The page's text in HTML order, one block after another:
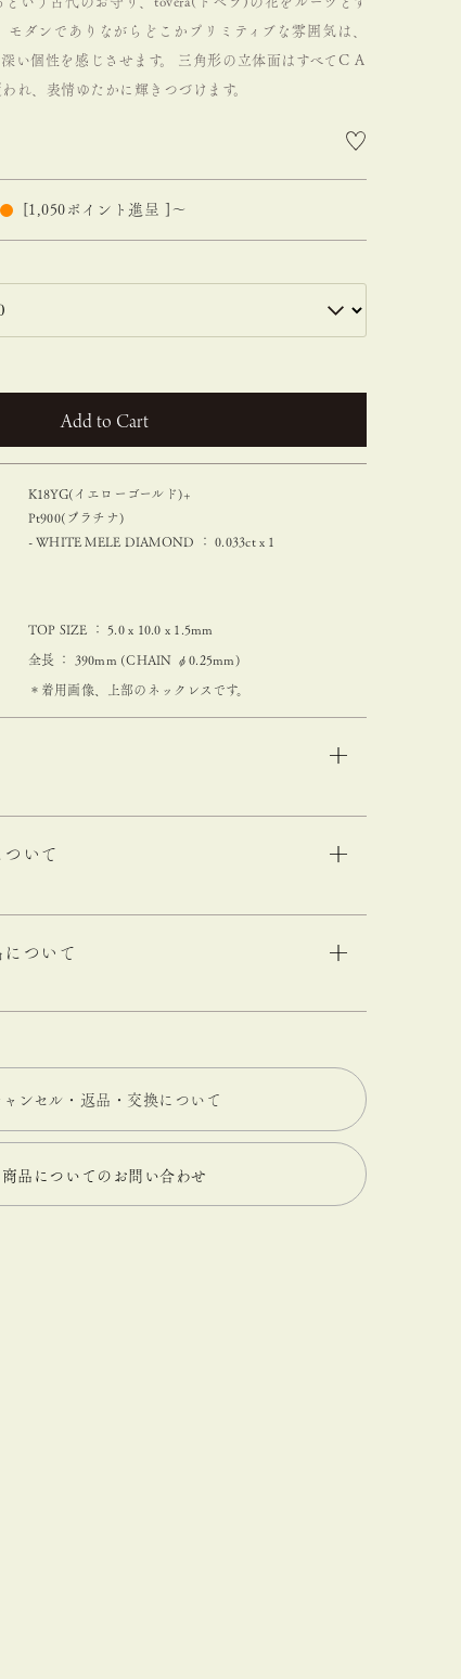
モダンでありながらどこかプリミティブな雰囲気は、
い個性を感じさせます。 三角形の立体面はすべてＣＡ
れ、表情ゆたかに輝きつづけます。
1,050 ポイント進呈 ] 〜
カートに入れる
K18YG(イエローゴールド)+
Pt900(プラチナ)
- WHITE MELE DIAMOND ： 0.033ct x 1
TOP SIZE ： 5.0 x 10.0 x 1.5mm
全長 ： 390mm (CHAIN φ0.25mm)
＊着用画像、上部のネックレスです。
いて
ついて
ャンセル・返品・交換について
商品についてのお問い合わせ